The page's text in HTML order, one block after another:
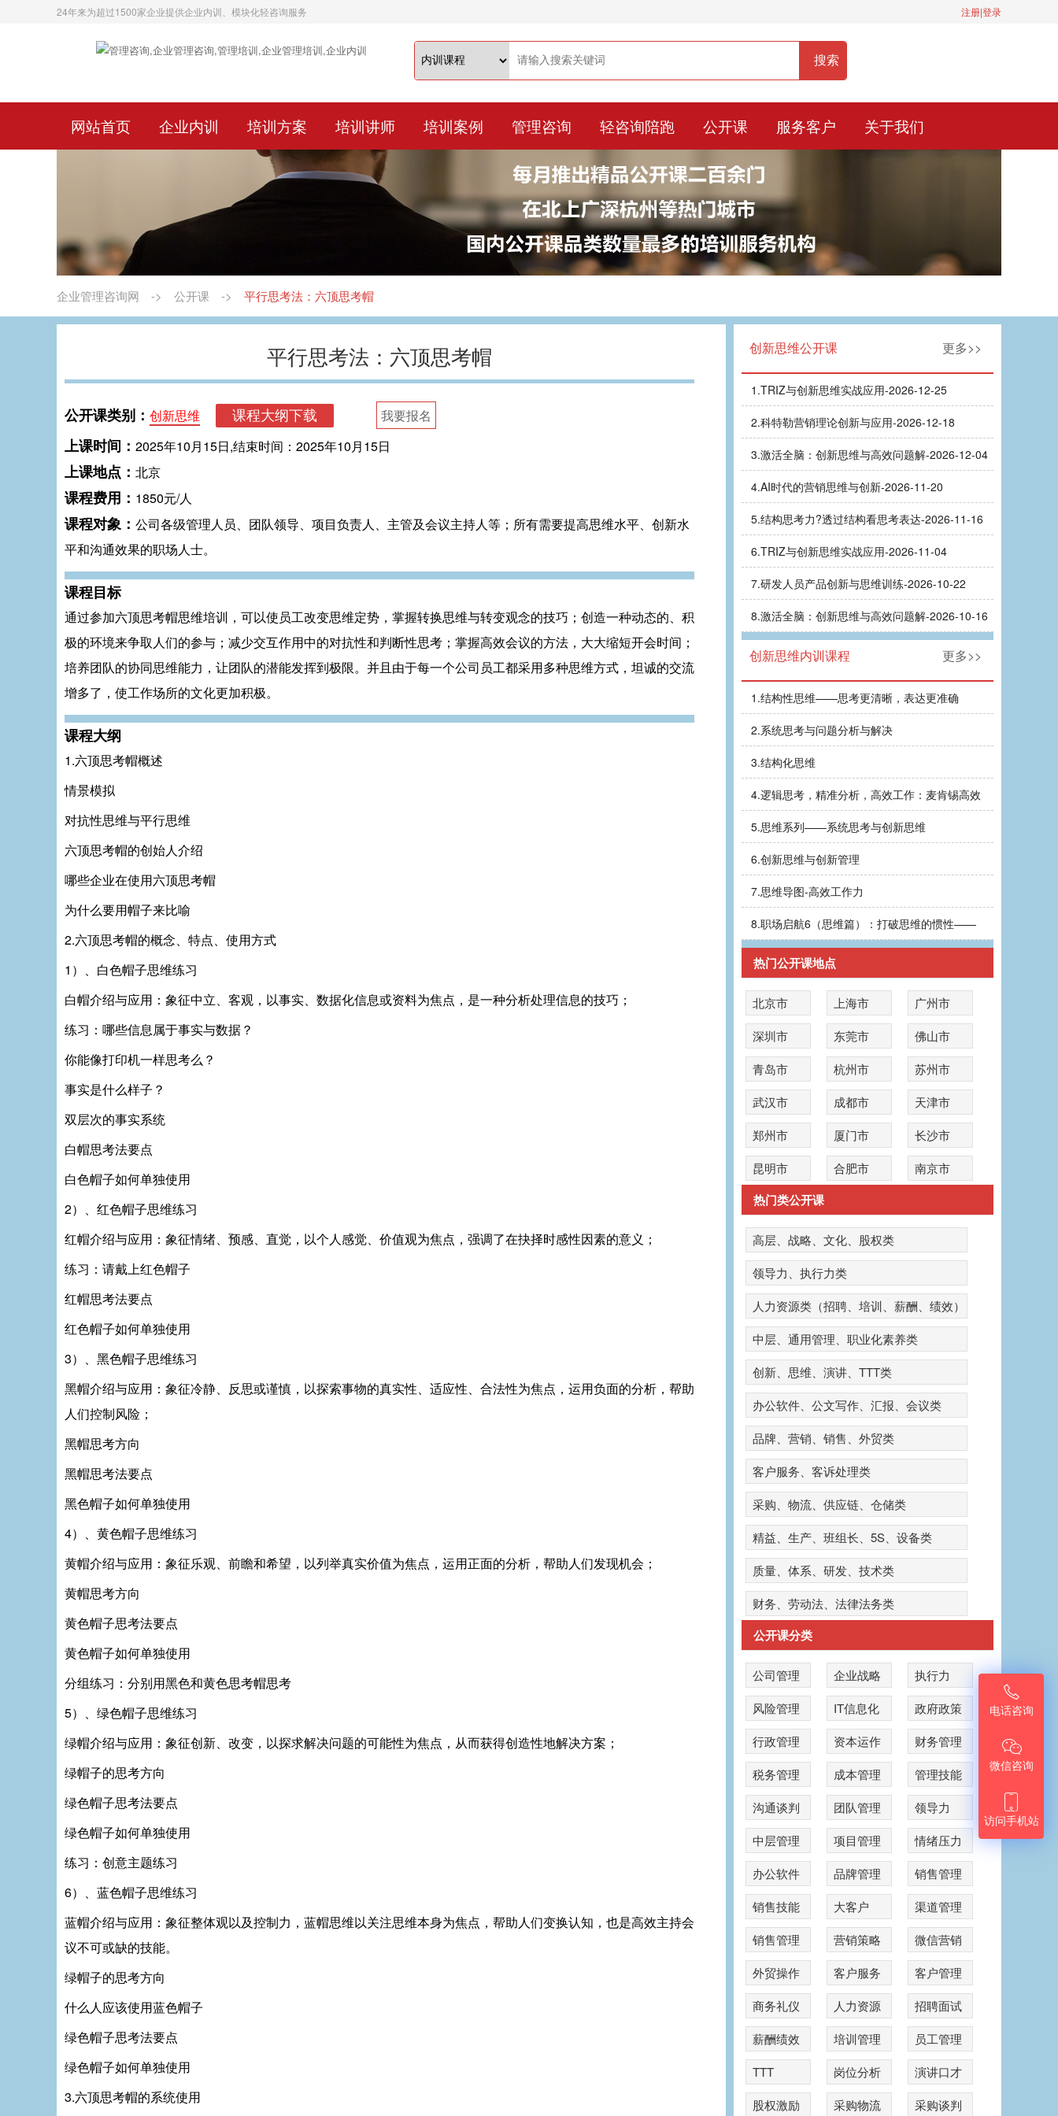
24年来为超过1500家企业提供企业内训、模块化轻咨询服务 注册|登录
服务热线：400-0900-836
网站首页 企业内训 培训方案 培训讲师 培训案例 管理咨询 轻咨询陪跑 公开课 服务客户 关于我们
企业管理咨询网 -> 公开课 -> 平行思考法：六顶思考帽
平行思考法：六顶思考帽
公开课类别： 创新思维 我要报名
上课时间： 2025年10月15日,结束时间：2025年10月15日
上课地点： 北京
课程费用： 1850元/人
课程对象： 公司各级管理人员、团队领导、项目负责人、主管及会议主持人等；所有需要提高思维水平、创新水
平和沟通效果的职场人士。
课程目标
通过参加六顶思考帽思维培训，可以使员工改变思维定势，掌握转换思维与转变观念的技巧；创造一种动态的、积
极的环境来争取人们的参与；减少交互作用中的对抗性和判断性思考；掌握高效会议的方法，大大缩短开会时间；
培养团队的协同思维能力，让团队的潜能发挥到极限。并且由于每一个公司员工都采用多种思维方式，坦诚的交流
增多了，使工作场所的文化更加积极。
课程大纲
1.六顶思考帽概述
情景模拟
对抗性思维与平行思维
六顶思考帽的创始人介绍
哪些企业在使用六顶思考帽
为什么要用帽子来比喻
2.六顶思考帽的概念、特点、使用方式
1）、白色帽子思维练习
白帽介绍与应用：象征中立、客观，以事实、数据化信息或资料为焦点，是一种分析处理信息的技巧；
练习：哪些信息属于事实与数据？
你能像打印机一样思考么？
事实是什么样子？
双层次的事实系统
白帽思考法要点
白色帽子如何单独使用
2）、红色帽子思维练习
红帽介绍与应用：象征情绪、预感、直觉，以个人感觉、价值观为焦点，强调了在抉择时感性因素的意义；
练习：请戴上红色帽子
红帽思考法要点
红色帽子如何单独使用
3）、黑色帽子思维练习
黑帽介绍与应用：象征冷静、反思或谨慎，以探索事物的真实性、适应性、合法性为焦点，运用负面的分析，帮助
人们控制风险；
黑帽思考方向
黑帽思考法要点
黑色帽子如何单独使用
4）、黄色帽子思维练习
黄帽介绍与应用：象征乐观、前瞻和希望，以列举真实价值为焦点，运用正面的分析，帮助人们发现机会；
黄帽思考方向
黄色帽子思考法要点
黄色帽子如何单独使用
分组练习：分别用黑色和黄色思考帽思考
5）、绿色帽子思维练习
绿帽介绍与应用：象征创新、改变，以探求解决问题的可能性为焦点，从而获得创造性地解决方案；
绿帽子的思考方向
绿色帽子思考法要点
绿色帽子如何单独使用
练习：创意主题练习
6）、蓝色帽子思维练习
蓝帽介绍与应用：象征整体观以及控制力，蓝帽思维以关注思维本身为焦点，帮助人们变换认知，也是高效主持会
议不可或缺的技能。
绿帽子的思考方向
什么人应该使用蓝色帽子
绿色帽子思考法要点
绿色帽子如何单独使用
3.六顶思考帽的系统使用
创新思维公开课 更多>>
1.TRIZ与创新思维实战应用-2026-12-25
2.科特勒营销理论创新与应用-2026-12-18
3.激活全脑：创新思维与高效问题解-2026-12-04
4.AI时代的营销思维与创新-2026-11-20
5.结构思考力?透过结构看思考表达-2026-11-16
6.TRIZ与创新思维实战应用-2026-11-04
7.研发人员产品创新与思维训练-2026-10-22
8.激活全脑：创新思维与高效问题解-2026-10-16
创新思维内训课程 更多>>
1.结构性思维——思考更清晰，表达更准确
2.系统思考与问题分析与解决
3.结构化思维
4.逻辑思考，精准分析，高效工作：麦肯锡高效
5.思维系列——系统思考与创新思维
6.创新思维与创新管理
7.思维导图-高效工作力
8.职场启航6（思维篇）：打破思维的惯性——
热门公开课地点
北京市 上海市
广州市
深圳市
东莞市
佛山市
青岛市
杭州市
苏州市
武汉市
成都市
天津市
郑州市
厦门市
长沙市
昆明市
合肥市 南京市
热门类公开课
高层、战略、文化、股权类
领导力、执行力类
人力资源类（招聘、培训、薪酬、绩效）
中层、通用管理、职业化素养类
创新、思维、演讲、TTT类
办公软件、公文写作、汇报、会议类
品牌、营销、销售、外贸类
客户服务、客诉处理类
采购、物流、供应链、仓储类
精益、生产、班组长、5S、设备类
质量、体系、研发、技术类
财务、劳动法、法律法务类
公开课分类
公司管理 企业战略
执行力
风险管理
IT信息化
公
政府政策
行政管理
资本运作
财务管理
税务管理
成本管理
管理技能
沟通谈判
团队管理
领导力
中层管理
项目管理
情绪压力
办公软件
品牌管理
销售管理
销售技能
大客户
渠道管理
销售管理
营销策略
微信营销
外贸操作
客户服务
客户管理
商务礼仪
人力资源
招聘面试
薪酬绩效
培训管理
员工管理
TTT
岗位分析
演讲口才
股权激励
采购物流 采购谈判

电话咨询

微信咨询

访问手机站